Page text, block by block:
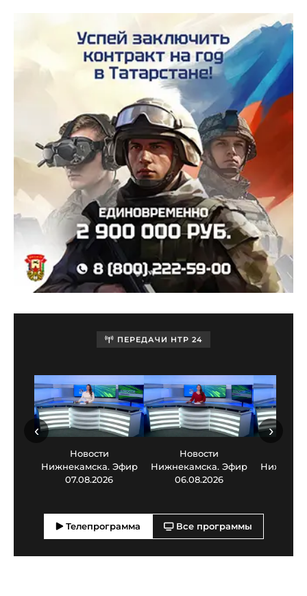
ПЕРЕДАЧИ НТР 24
Новости
Нижнекамска. Эфир
07.08.2026
Новости
Нижнекамска. Эфир
06.08.2026
‹ ›
Телепрограмма Все программы